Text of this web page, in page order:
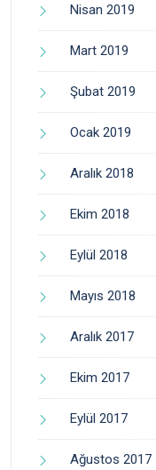
Nisan 2019
Mart 2019
Şubat 2019
Ocak 2019
Aralık 2018
Ekim 2018
Eylül 2018
Mayıs 2018
Aralık 2017
Ekim 2017
Eylül 2017
Ağustos 2017